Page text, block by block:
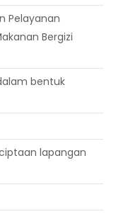
Pelayanan
Bergizi
bentuk
lapangan